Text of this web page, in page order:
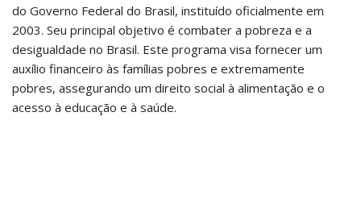
do Governo Federal do Brasil, instituído oficialmente em
2003. Seu principal objetivo é combater a pobreza e a
desigualdade no Brasil. Este programa visa fornecer um
auxílio financeiro às famílias pobres e extremamente
pobres, assegurando um direito social à alimentação e o
acesso à educação e à saúde.